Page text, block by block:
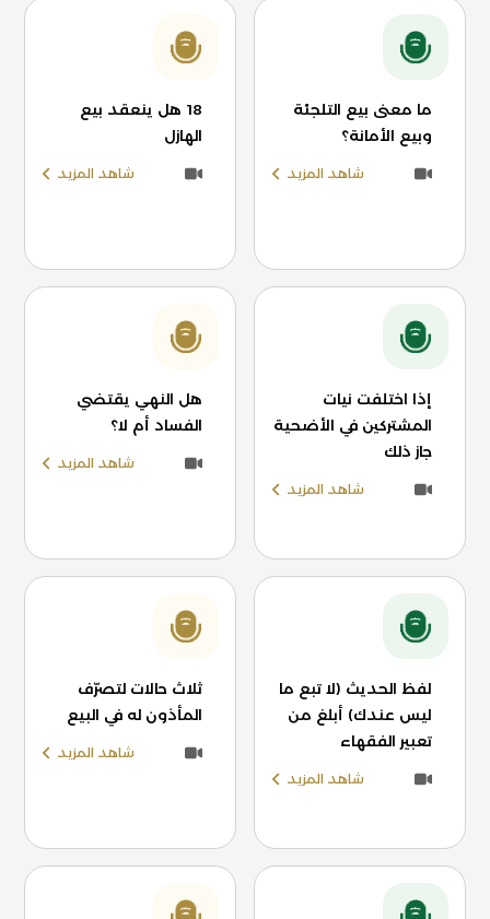
ما معنى بيع التلجئة
وبيع الأمانة؟
شاهد المزيد
18 هل ينعقد بيع
الهازل
شاهد المزيد
إذا اختلفت نيات
المشتركين في الأضحية
جاز ذلك
شاهد المزيد
هل النهي يقتضي
الفساد أم لا؟
شاهد المزيد
لفظ الحديث (لا تبع ما
ليس عندك) أبلغ من
تعبير الفقهاء
شاهد المزيد
ثلاث حالات لتصرّف
المأذون له في البيع
شاهد المزيد